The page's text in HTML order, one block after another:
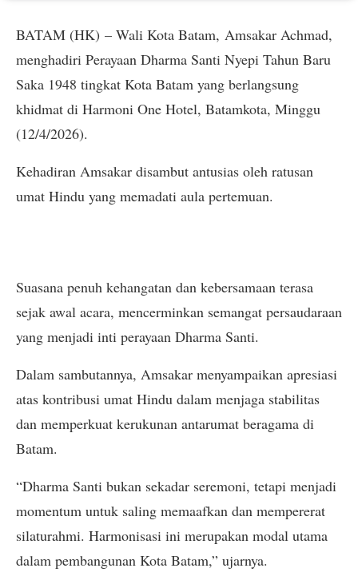
BATAM (HK) – Wali Kota Batam, Amsakar Achmad,
menghadiri Perayaan Dharma Santi Nyepi Tahun Baru
Saka 1948 tingkat Kota Batam yang berlangsung
khidmat di Harmoni One Hotel, Batamkota, Minggu
(12/4/2026).
Kehadiran Amsakar disambut antusias oleh ratusan
umat Hindu yang memadati aula pertemuan.
Suasana penuh kehangatan dan kebersamaan terasa
sejak awal acara, mencerminkan semangat persaudaraan
yang menjadi inti perayaan Dharma Santi.
Dalam sambutannya, Amsakar menyampaikan apresiasi
atas kontribusi umat Hindu dalam menjaga stabilitas
dan memperkuat kerukunan antarumat beragama di
Batam.
“Dharma Santi bukan sekadar seremoni, tetapi menjadi
momentum untuk saling memaafkan dan mempererat
silaturahmi. Harmonisasi ini merupakan modal utama
dalam pembangunan Kota Batam,” ujarnya.